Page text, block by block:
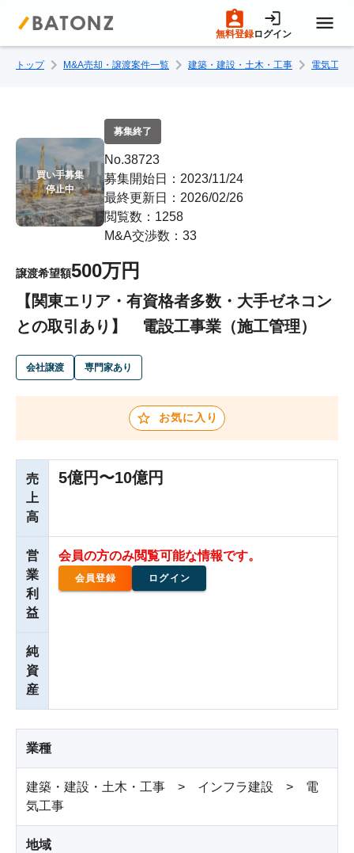
無料登録ログイン
トップページ
M&A案件一覧
売りたい方へ
買いたい方へ
成約事例
M&A専門家の方へ
トップ M&A売却・譲渡案件一覧 建築・建設・土木・工事 電気工事
買い手募集
停止中
募集終了
No.38723
募集開始日：2023/11/24
最終更新日：2026/02/26
閲覧数：1258
M&A交渉数：33
譲渡希望額500万円
【関東エリア・有資格者多数・大手ゼネコン
との取引あり】 電設工事業（施工管理）
会社譲渡 専門家あり
お気に入り
売
上
高
5億円〜10億円
営
業
利
益
会員の方のみ閲覧可能な情報です。
会員登録 ログイン
純
資
産
業種
建築・建設・土木・工事 > インフラ建設 > 電
気工事
地域